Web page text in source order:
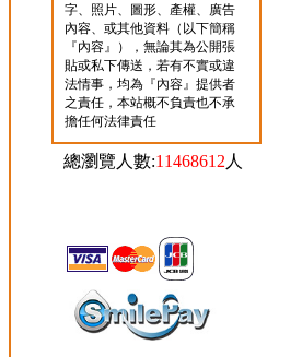
字、照片、圖形、產權、廣告
內容、或其他資料（以下簡稱
『內容』），無論其為公開張
貼或私下傳送，若有不實或違
法情事，均為『內容』提供者
之責任，本站概不負責也不承
擔任何法律責任
總瀏覽人數:11468612 人